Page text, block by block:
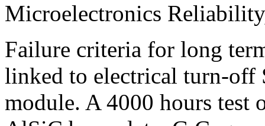
Microelectronics
Failure criteria for long
linked to electrical turn-off
module. A 4000 hours